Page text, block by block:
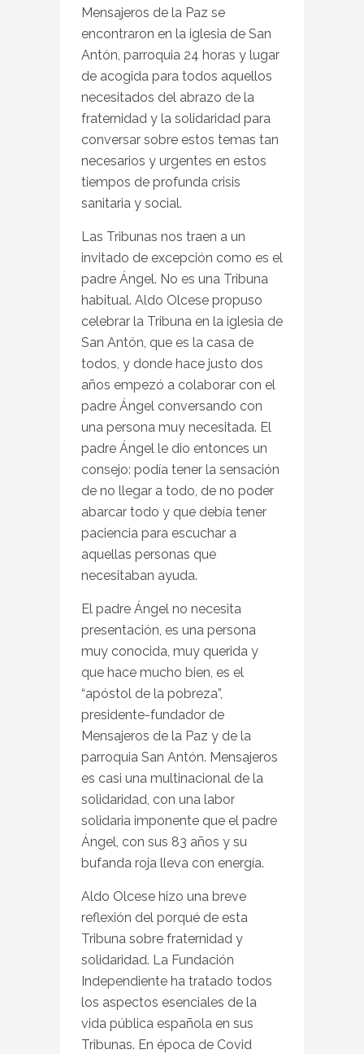
Mensajeros de la Paz se
encontraron en la iglesia de San
Antón, parroquia 24 horas y lugar
de acogida para todos aquellos
necesitados del abrazo de la
fraternidad y la solidaridad para
conversar sobre estos temas tan
necesarios y urgentes en estos
tiempos de profunda crisis
sanitaria y social.
Las Tribunas nos traen a un
invitado de excepción como es el
padre Ángel. No es una Tribuna
habitual. Aldo Olcese propuso
celebrar la Tribuna en la iglesia de
San Antón, que es la casa de
todos, y donde hace justo dos
años empezó a colaborar con el
padre Ángel conversando con
una persona muy necesitada. El
padre Ángel le dio entonces un
consejo: podía tener la sensación
de no llegar a todo, de no poder
abarcar todo y que debía tener
paciencia para escuchar a
aquellas personas que
necesitaban ayuda.
El padre Ángel no necesita
presentación, es una persona
muy conocida, muy querida y
que hace mucho bien, es el
“apóstol de la pobreza”,
presidente-fundador de
Mensajeros de la Paz y de la
parroquia San Antón. Mensajeros
es casi una multinacional de la
solidaridad, con una labor
solidaria imponente que el padre
Ángel, con sus 83 años y su
bufanda roja lleva con energía.
Aldo Olcese hizo una breve
reflexión del porqué de esta
Tribuna sobre fraternidad y
solidaridad. La Fundación
Independiente ha tratado todos
los aspectos esenciales de la
vida pública española en sus
Tribunas. En época de Covid